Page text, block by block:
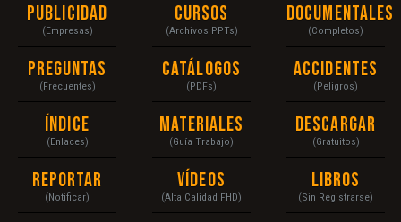
Publicidad
(Empresas)
Preguntas
(Frecuentes)
Índice
(Enlaces)
Reportar
(Notificar)
Cursos
(Archivos PPTs)
Catálogos
(PDFs)
Materiales
(Guía Trabajo)
Vídeos
(Alta Calidad FHD)
Documentales
(Completos)
Accidentes
(Peligros)
Descargar
(Gratuitos)
Libros
(Sin Registrarse)